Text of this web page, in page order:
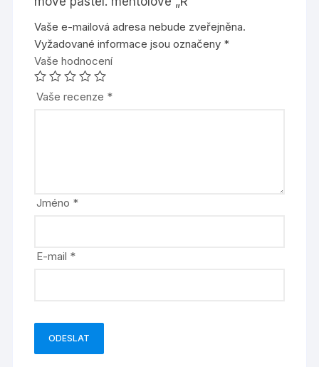
Vaše e-mailová adresa nebude zveřejněna.
Vyžadované informace jsou označeny *
Vaše hodnocení
Vaše recenze *
Jméno *
E-mail *